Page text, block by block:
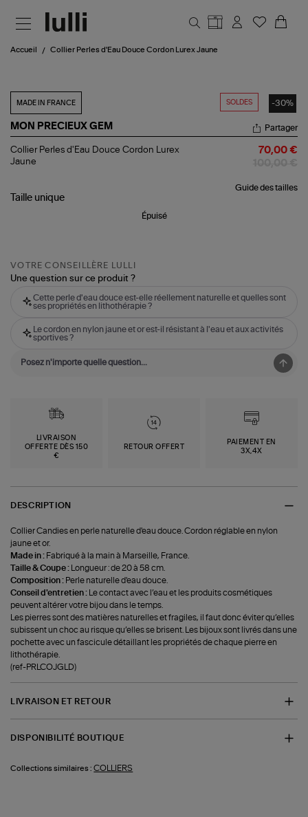
Accueil Collier Perles d'Eau Douce Cordon Lurex Jaune
SOLDES -30%
MADE IN FRANCE
MON PRECIEUX GEM
Collier
Perles
Cordon
Lurex
Partager
Collier Perles d'Eau Douce Cordon Lurex
Jaune
70,00 €
Guide des tailles
Taille unique
Épuisé
VOTRE CONSEILLÈRE LULLI
Une question sur ce produit ?
Cette perle d'eau douce est-elle réellement naturelle et quelles sont
ses propriétés en lithothérapie ?
Le cordon en nylon jaune et or est-il résistant à l'eau et aux activités
sportives ?
LIVRAISON
OFFERTE DÈS 150
€
RETOUR OFFERT
PAIEMENT EN
3X,4X
DESCRIPTION
Collier Candies en perle naturelle d'eau douce. Cordon réglable en nylon
jaune et or.
Made in : Fabriqué à la main à Marseille, France.
Taille & Coupe :
Longueur : de 20 à 58 cm.
Composition : Perle naturelle d'eau douce.
Conseil d'entretien :
Le contact avec l’eau et les produits cosmétiques
peuvent altérer votre bijou dans le temps.
Les pierres sont des matières naturelles et fragiles, il faut donc éviter qu’elles
subissent un choc au risque qu’elles se brisent. Les bijoux sont livrés dans une
pochette avec un fascicule détaillant les propriétés de chaque pierre en
lithothérapie.
(ref-PRLCOJGLD)
LIVRAISON ET RETOUR
DISPONIBILITÉ BOUTIQUE
Collections similaires : COLLIERS